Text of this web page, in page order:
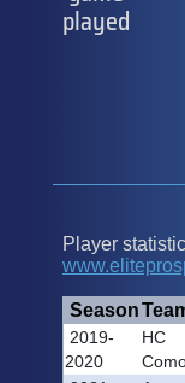
played